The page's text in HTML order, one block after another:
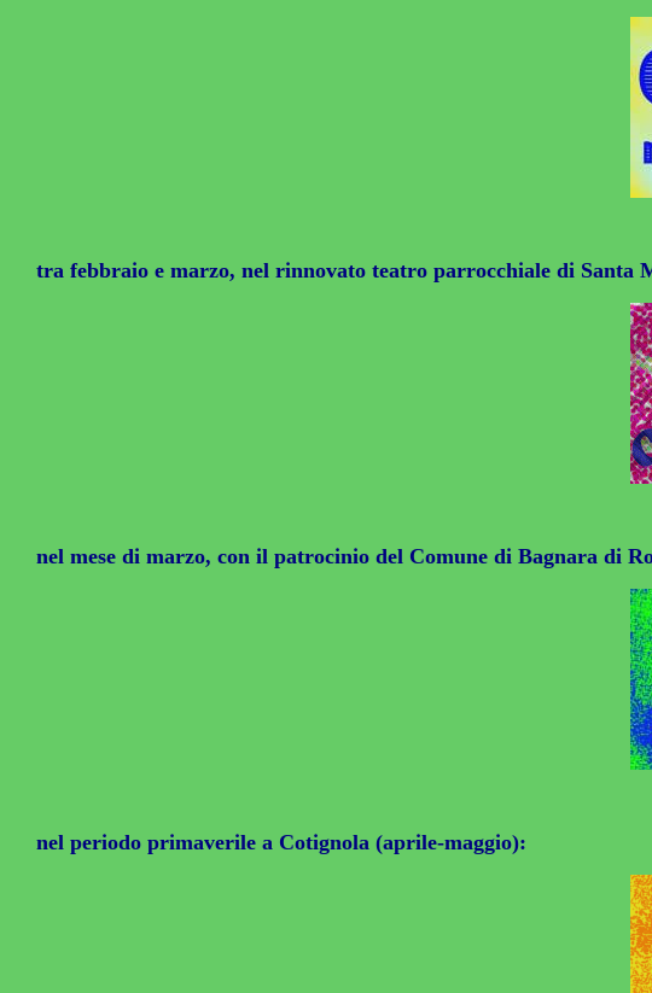
tra febbraio e marzo, nel rinnovato teatro parrocchiale di Santa
nel mese di marzo, con il patrocinio del Comune di Bagnara di
nel periodo primaverile a Cotignola (aprile-maggio):